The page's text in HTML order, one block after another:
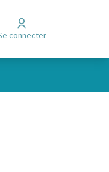
Se connecter